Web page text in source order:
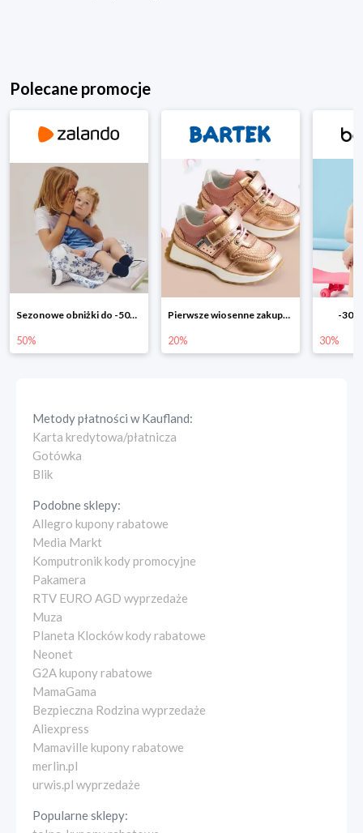
Polecane promocje
20%
-30% na wszystko!!
30%
-
40%
Metody płatności wKaufland:
Karta kredytowa/płatnicza
Gotówka
Blik
Podobne sklepy:
Allegro kupony rabatowe
Media Markt
Komputronik kody promocyjne
Pakamera
RTV EURO AGD wyprzedaże
Muza
Planeta Klocków kody rabatowe
Neonet
G2A kupony rabatowe
MamaGama
Bezpieczna Rodzina wyprzedaże
Aliexpress
Mamaville kupony rabatowe
merlin.pl
urwis.pl wyprzedaże
Popularne sklepy: